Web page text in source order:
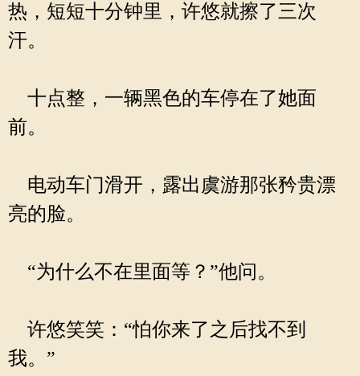
热，短短十分钟里，许悠就擦了三次
汗。
十点整，一辆黑色的车停在了她面
前。
电动车门滑开，露出虞游那张矜贵漂
亮的脸。
“为什么不在里面等？”他问。
许悠笑笑：“怕你来了之后找不到
我。”